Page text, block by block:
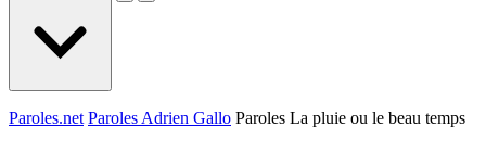
Paroles.net Paroles Adrien Gallo Paroles La pluie ou le beau temps